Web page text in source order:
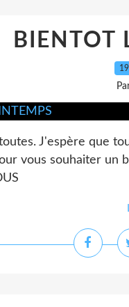
BIENTOT
J'espère que
vous souhaiter un